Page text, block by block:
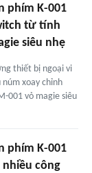
phím K-001
từ tính
siêu nhẹ
thiết bị ngoại vi
xoay chỉnh
001 vỏ magie siêu
phím K-001
công